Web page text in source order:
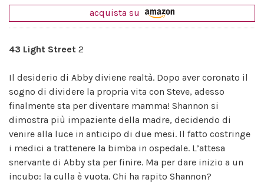
acquista su
43 Light Street 2
Il desiderio di Abby diviene realtà. Dopo aver coronato il
sogno di dividere la propria vita con Steve, adesso
finalmente sta per diventare mamma! Shannon si
dimostra più impaziente della madre, decidendo di
venire alla luce in anticipo di due mesi. Il fatto costringe
i medici a trattenere la bimba in ospedale. L’attesa
snervante di Abby sta per finire. Ma per dare inizio a un
incubo: la culla è vuota. Chi ha rapito Shannon?